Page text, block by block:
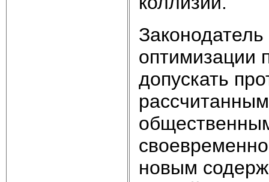
оптимизации
допускать
новым